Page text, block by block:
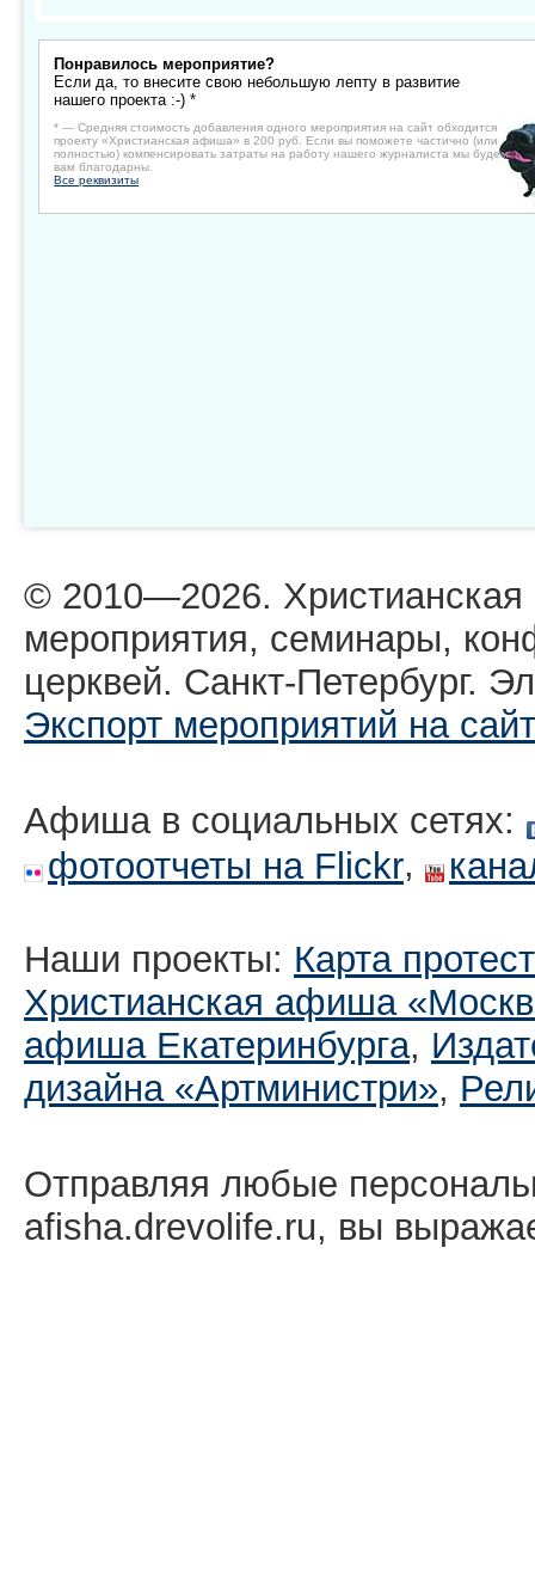
Понравилось мероприятие?
Если да, то внесите свою небольшую лепту в развитие
нашего проекта :-) *
* — Средняя стоимость добавления одного мероприятия на сайт обходится
проекту «Христианская афиша» в 200 руб. Если вы поможете частично (или
полностью) компенсировать затраты на работу нашего журналиста мы будем
вам благодарны.
Все реквизиты
© 2010—2026.
мероприятия, семинары,
церквей. Санкт-Петербург.
Экспорт мероприятий на сайт
Афиша в социальных сетях:
фотоотчеты на Flickr,
Наши проекты: Карта
Христианская афиша
афиша Екатеринбургa,
дизайна «Артминистри»,
Отправляя любые
afisha.drevolife.ru, вы